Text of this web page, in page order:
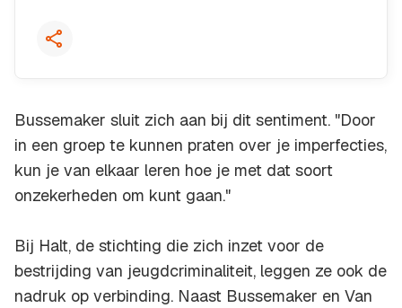
Bussemaker sluit zich aan bij dit sentiment. "Door
in een groep te kunnen praten over je imperfecties,
kun je van elkaar leren hoe je met dat soort
onzekerheden om kunt gaan."
Bij Halt, de stichting die zich inzet voor de
bestrijding van jeugdcriminaliteit, leggen ze ook de
nadruk op verbinding. Naast Bussemaker en Van